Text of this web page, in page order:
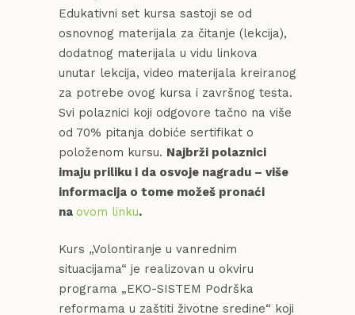
Edukativni set kursa sastoji se od
osnovnog materijala za čitanje (lekcija),
dodatnog materijala u vidu linkova
unutar lekcija, video materijala kreiranog
za potrebe ovog kursa i završnog testa.
Svi polaznici koji odgovore tačno na više
od 70% pitanja dobiće sertifikat o
položenom kursu. Najbrži polaznici
imaju priliku i da osvoje nagradu – više
informacija o tome možeš pronaći
na ovom linku.
Kurs „Volontiranje u vanrednim
situacijama“ je realizovan u okviru
programa „EKO-SISTEM Podrška
reformama u zaštiti životne sredine“ koji